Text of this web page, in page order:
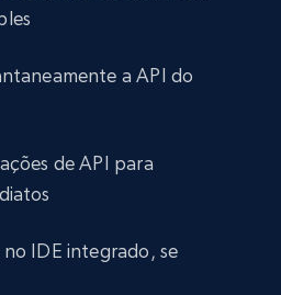
a API do
de API para
IDE integrado, se